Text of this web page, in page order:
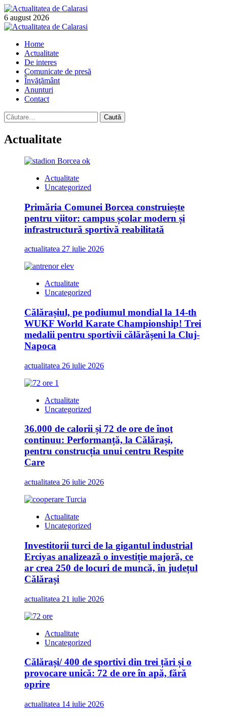
Skip
to
content
6 august 2026
Primary
Home
Actualitate
De interes
Comunicate de presă
Învăţământ
Anunturi
Contact
Caută
după:
Actualitate
Actualitate
Uncategorized
Primăria Comunei Borcea construiește
pentru viitor: campus școlar modern și
infrastructură sportivă reabilitată
actualitatea 27 iulie 2026
Actualitate
Uncategorized
Călărașiul, pe podiumul mondial la 14-th
WUKF World Karate Championship! Trei
medalii pentru sportivii călărășeni la Cluj-
Napoca
actualitatea 26 iulie 2026
Actualitate
Uncategorized
36.000 de calorii și 72 de ore de înot
continuu: Performanță, la Călărași,
pentru construcția unui centru Respite
Care
actualitatea 26 iulie 2026
Actualitate
Uncategorized
Investitorii turci de la gigantul industrial
Erciyas analizează o investiție majoră, ce
ar crea 250 de locuri de muncă, în județul
Călărași
actualitatea 21 iulie 2026
Actualitate
Uncategorized
Călărași/ 400 de sportivi din trei țări și o
provocare unică: 72 de ore în apă, fără
oprire
actualitatea 14 iulie 2026